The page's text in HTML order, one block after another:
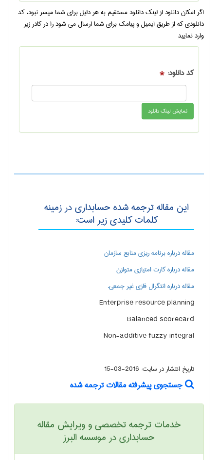
اگر امکان دانلود از لینک دانلود مستقیم به هر دلیل برای شما میسر نبود، کد
دانلودی که از طریق ایمیل و پیامک برای شما ارسال می شود را در کادر زیر
وارد نمایید
کد دانلود: *
این مقاله ترجمه شده حسابداری در زمینه
کلمات کلیدی زیر است:
مقاله درباره برنامه ریزی منابع سازمان
مقاله درباره کارت امتیازی متوازن
مقاله درباره انتگرال فازی غیر جمعی.
Enterprise resource planning
Balanced scorecard
Non-additive fuzzy integral
تاریخ انتشار در سایت: 2016-03-15
جستجوی پیشرفته مقالات ترجمه شده
خدمات ترجمه تخصصی و ویرایش مقاله
حسابداری در موسسه البرز